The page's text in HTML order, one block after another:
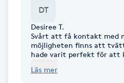
Enzympeeling
Extensions
DT
Desiree T.
Svårt att få kontakt med
möjligheten finns att
hade varit perfekt för att
boka hela tvättstugan i 1-
Läs mer